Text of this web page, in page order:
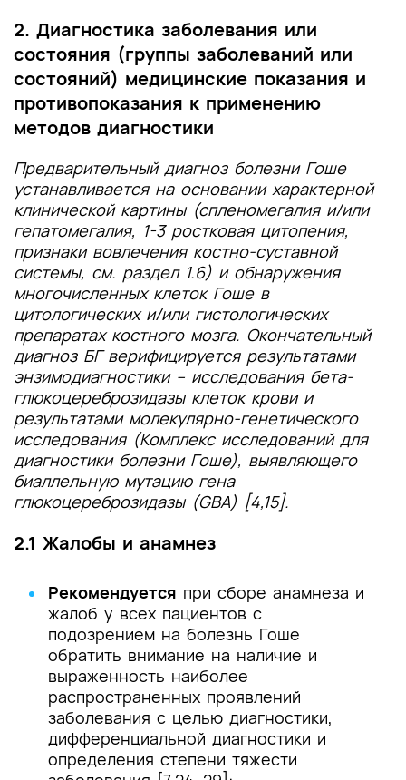
2. Диагностика заболевания или
состояния (группы заболеваний или
состояний) медицинские показания и
противопоказания к применению
методов диагностики
Предварительный диагноз болезни Гоше
устанавливается на основании характерной
клинической картины (спленомегалия и/или
гепатомегалия, 1-3 ростковая цитопения,
признаки вовлечения костно-суставной
системы, см. раздел 1.6) и обнаружения
многочисленных клеток Гоше в
цитологических и/или гистологических
препаратах костного мозга. Окончательный
диагноз БГ верифицируется результатами
энзимодиагностики – исследования бета-
глюкоцереброзидазы клеток крови и
результатами молекулярно-генетического
исследования (Комплекс исследований для
диагностики болезни Гоше), выявляющего
биаллельную мутацию гена
глюкоцереброзидазы (GBA) [4,15].
2.1 Жалобы и анамнез
Рекомендуется при сборе анамнеза и
жалоб у всех пациентов с
подозрением на болезнь Гоше
обратить внимание на наличие и
выраженность наиболее
распространенных проявлений
заболевания с целью диагностики,
дифференциальной диагностики и
определения степени тяжести